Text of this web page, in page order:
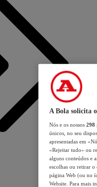
A Bola solicita
Nós e os nossos 298
únicos, no seu
apresentadas em
«Rejeitar tudo» ou
alguns conteúdos e
escolhas ou retirar
página Web (ou no
Website. Para mais